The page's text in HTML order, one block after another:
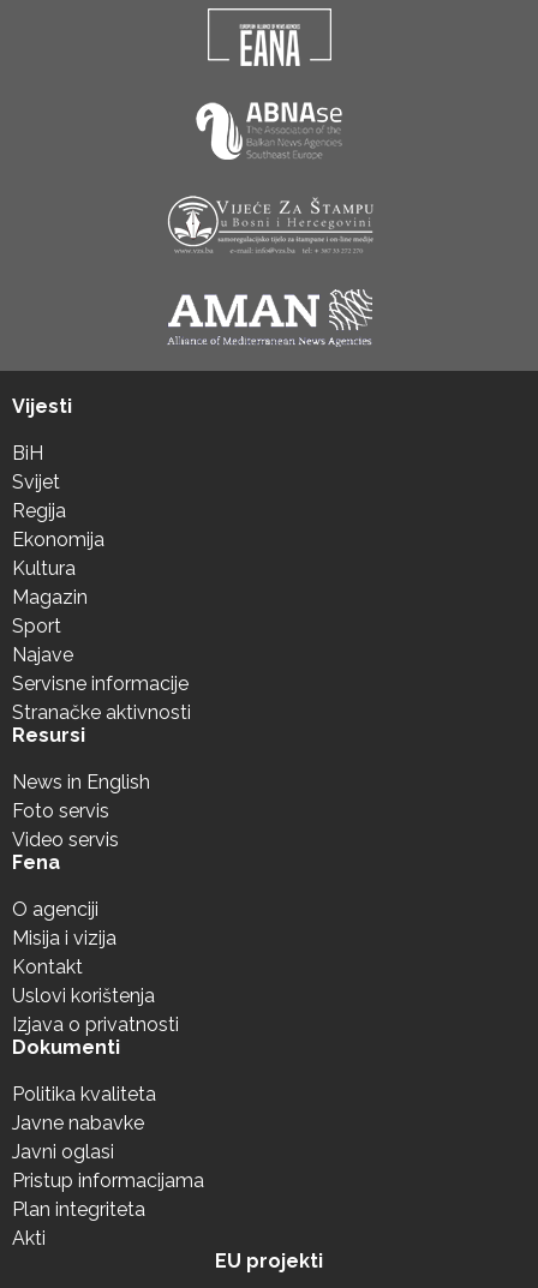
Vijesti
BiH
Svijet
Regija
Ekonomija
Kultura
Magazin
Sport
Najave
Servisne informacije
Stranačke aktivnosti
Resursi
News in English
Foto servis
Video servis
Fena
O agenciji
Misija i vizija
Kontakt
Uslovi korištenja
Izjava o privatnosti
Dokumenti
Politika kvaliteta
Javne nabavke
Javni oglasi
Pristup informacijama
Plan integriteta
Akti
EU projekti